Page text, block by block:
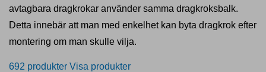
avtagbara dragkrokar använder samma dragkroksbalk.
Detta innebär att man med enkelhet kan byta dragkrok efter
montering om man skulle vilja.
692 produkter Visa produkter